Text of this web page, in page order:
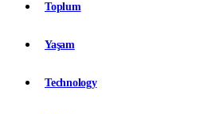
Toplum
Yaşam
Technology